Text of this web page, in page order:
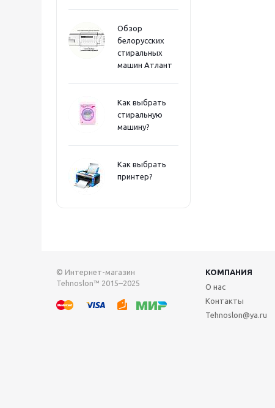
Обзор
белорусских
стиральных
машин Атлант
Как выбрать
стиральную
машину?
Как выбрать
принтер?
© Интернет-магазин
Tehnoslon™ 2015–2025
КОМПАНИЯ
О нас
Контакты
Tehnoslon@ya.ru